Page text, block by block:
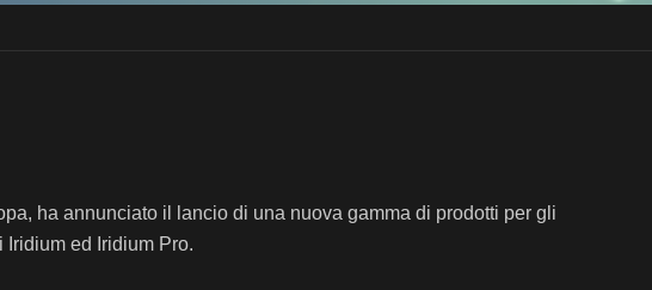
ha annunciato il lancio di una nuova gamma di prodotti per gli
ed Iridium Pro.